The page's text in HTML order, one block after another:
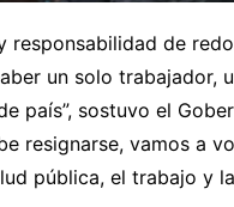
responsabilidad de
un solo trabajador,
país”, sostuvo el
resignarse, vamos a
pública, el trabajo y